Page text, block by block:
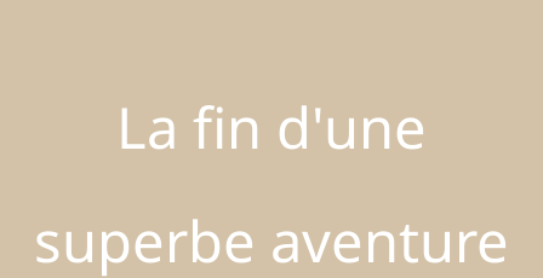
La fin d'une
superbe aventure